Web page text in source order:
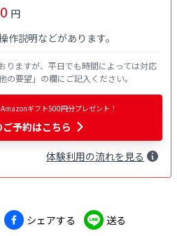
円
説明などがあります。
りますが、平日でも時間によっては対応
要望」の欄にご記入ください。
ギフト500円分プレゼント！
ご予約はこちら
体験利用の流れを見る
シェアする
送る